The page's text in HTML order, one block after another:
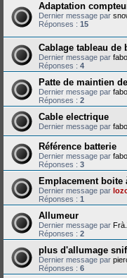
Adaptation
Dernier message par
Réponses : 15
Cablage tableau de
Dernier message par
Réponses : 4
Patte de maintien
Dernier message par
Réponses : 2
Cable electrique
Dernier message par
Référence batterie
Dernier message par
Réponses : 3
Emplacement
Dernier message par
Réponses : 1
Allumeur
Dernier message par
Réponses : 2
plus d'allumage
Dernier message par
Réponses : 6